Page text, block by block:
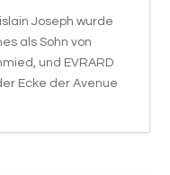
Joseph wurde
als Sohn von
und EVRARD
Ecke der Avenue